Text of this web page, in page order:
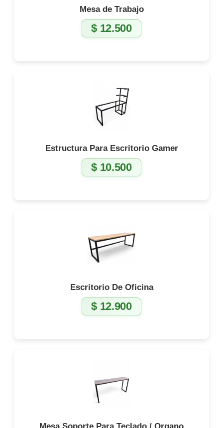
Mesa de Trabajo
$12.500
Estructura Para Escritorio Gamer
$10.500
Escritorio De Oficina
$12.900